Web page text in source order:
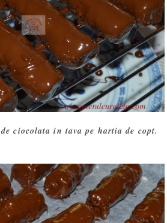
ciocolata in tava pe hartia de copt.